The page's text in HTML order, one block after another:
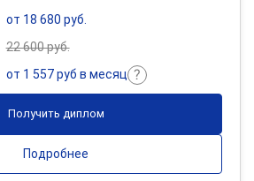
от 18 680 руб.
22 600 руб.
от 1 557 руб в месяц
Получить диплом
Подробнее